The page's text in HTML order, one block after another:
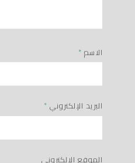
الاسم *
البريد الإلكتروني *
الموقع الإلكتروني